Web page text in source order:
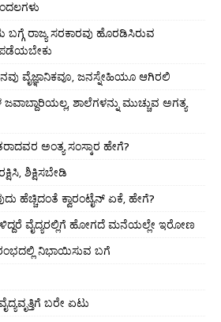
ರಾಜ್ಯ ಸರಕಾರವು ಹೊರಡಿಸಿರುವ
ವೈಜ್ಞಾನಿಕವೂ, ಜನಸ್ನೇಹಿಯೂ ಆಗಿರಲಿ
ಶಾಲೆಗಳನ್ನು ಮುಚ್ಚುವ ಅಗತ್ಯ
ಅಂತ್ಯ ಸಂಸ್ಕಾರ ಹೇಗೆ?
ಶಿಕ್ಷಿಸಬೇಡಿ
ಹೆಚ್ಚಿದಂತೆ ಕ್ವಾರಂಟೈನ್ ಏಕೆ, ಹೇಗೆ?
ವೈದ್ಯರಲ್ಲಿಗೆ ಹೋಗದೆ ಮನೆಯಲ್ಲೇ ಇರೋಣ
ನಿಭಾಯಿಸುವ ಬಗೆ
ಬರೇ ಏಟು